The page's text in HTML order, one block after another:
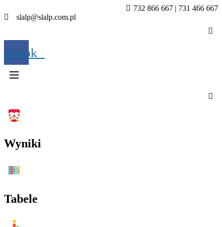
732 866 667 | 731 466 667
slalp@slalp.com.pl
Menu
Wyniki
Menu
Tabele
Menu